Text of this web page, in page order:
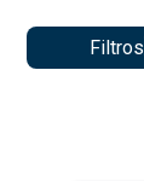
Filtros